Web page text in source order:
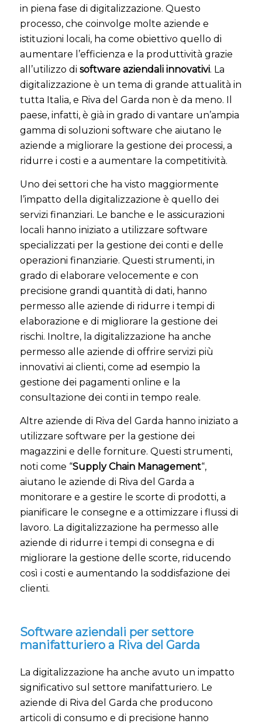
in piena fase di digitalizzazione. Questo
processo, che coinvolge molte aziende e
istituzioni locali, ha come obiettivo quello di
aumentare l’efficienza e la produttività grazie
all’utilizzo di software aziendali innovativi. La
digitalizzazione è un tema di grande attualità in
tutta Italia, e Riva del Garda non è da meno. Il
paese, infatti, è già in grado di vantare un’ampia
gamma di soluzioni software che aiutano le
aziende a migliorare la gestione dei processi, a
ridurre i costi e a aumentare la competitività.
Uno dei settori che ha visto maggiormente
l’impatto della digitalizzazione è quello dei
servizi finanziari. Le banche e le assicurazioni
locali hanno iniziato a utilizzare software
specializzati per la gestione dei conti e delle
operazioni finanziarie. Questi strumenti, in
grado di elaborare velocemente e con
precisione grandi quantità di dati, hanno
permesso alle aziende di ridurre i tempi di
elaborazione e di migliorare la gestione dei
rischi. Inoltre, la digitalizzazione ha anche
permesso alle aziende di offrire servizi più
innovativi ai clienti, come ad esempio la
gestione dei pagamenti online e la
consultazione dei conti in tempo reale.
Altre aziende di Riva del Garda hanno iniziato a
utilizzare software per la gestione dei
magazzini e delle forniture. Questi strumenti,
noti come “Supply Chain Management“,
aiutano le aziende di Riva del Garda a
monitorare e a gestire le scorte di prodotti, a
pianificare le consegne e a ottimizzare i flussi di
lavoro. La digitalizzazione ha permesso alle
aziende di ridurre i tempi di consegna e di
migliorare la gestione delle scorte, riducendo
così i costi e aumentando la soddisfazione dei
clienti.
Software aziendali per settore
manifatturiero a Riva del Garda
La digitalizzazione ha anche avuto un impatto
significativo sul settore manifatturiero. Le
aziende di Riva del Garda che producono
articoli di consumo e di precisione hanno